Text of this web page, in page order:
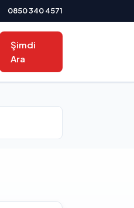
0850 340 4571
Şimdi
Ara